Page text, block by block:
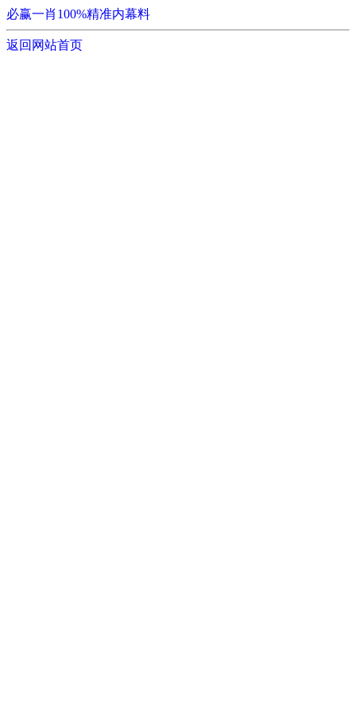
必赢一肖100%精准内幕料
返回网站首页